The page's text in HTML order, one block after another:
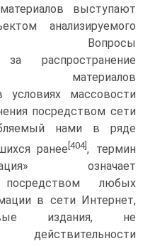
выступают
анализируемого
Вопросы
за распространение
материалов
условиях массовости
посредством сети
нами в ряде
ранее[404], термин
означает
посредством любых
в сети Интернет,
издания, не
действительности